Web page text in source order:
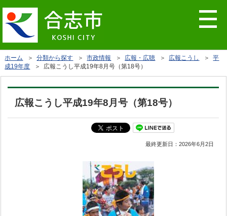
ホーム ＞分類から探す ＞市政情報 ＞ 広報・広聴 ＞ 広報こうし ＞平
成19年度 ＞ 広報こうし平成19年8月号（第18号）
広報こうし平成19年8月号（第18号）
最終更新日：2026年6月2日